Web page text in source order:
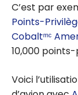
C’est par
Points-
Cobaltᵐᶜ
10,000
Voici